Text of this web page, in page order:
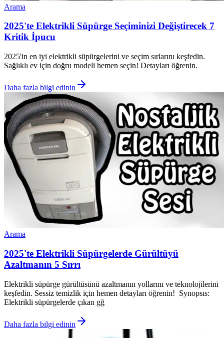
Arama
2025'te Elektrikli Süpürge Seçiminizi Değiştirecek 7
Kritik İpucu
2025'in en iyi elektrikli süpürgelerini ve seçim sırlarını keşfedin.
Sağlıklı ev için doğru modeli hemen seçin! Detayları öğrenin.
Daha fazla bilgi edinin
Arama
2025'te Elektrikli Süpürgelerde Gürültüyü
Azaltmanın 5 Sırrı
Elektrikli süpürge gürültüsünü azaltmanın yollarını ve teknolojilerini
keşfedin. Sessiz temizlik için hemen detayları öğrenin! Synopsıs:
Elektrikli süpürgelerde çıkan gğ
Daha fazla bilgi edinin